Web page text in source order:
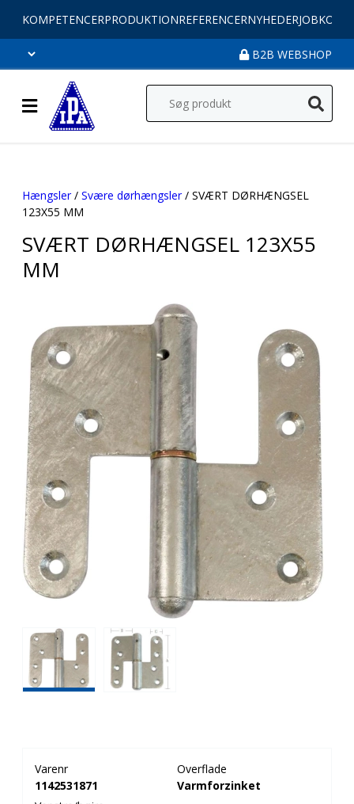
KOMPETENCERPRODUKTIONREFERENCERNYHEDERJOB
B2B WEBSHOP
Hængsler/ Svære dørhængsler/ SVÆRT DØRHÆNGSEL
123X55 MM
SVÆRT DØRHÆNGSEL 123X55
MM
Varenr
1142531871
Overflade
Varmforzinket